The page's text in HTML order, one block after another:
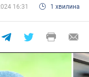
16:31
1 хвилина